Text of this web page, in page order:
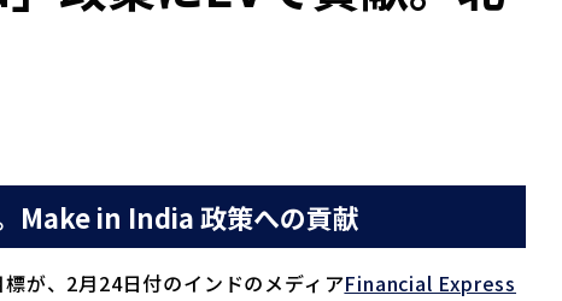
Make in India 政策への貢献
が、2月24日付のインドのメディアFinancial Express